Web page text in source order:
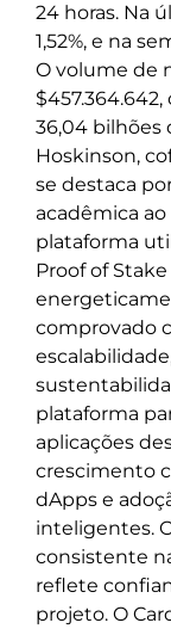
24 horas. Na
1,52%, e na
O volume de
36,04 bilhões
Hoskinson,
se destaca
acadêmica
plataforma
Proof of
comprovado
plataforma
aplicações
crescimento
dApps e
inteligentes.
consistente
reflete
projeto. O